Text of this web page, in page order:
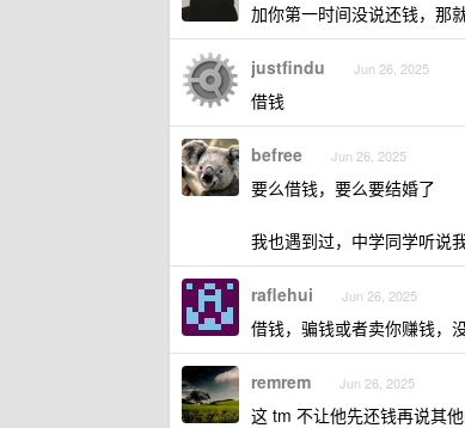
加你第一时间没说还钱，那
justfindu Jun 26, 2025
借钱
befree Jun 26, 2025
要么借钱，要么要结婚了
我也遇到过，中学同学听说
raflehui Jun 26, 2025
借钱，骗钱或者卖你赚钱，没
remrem Jun 26, 2025
这 tm 不让他先还钱再说其他